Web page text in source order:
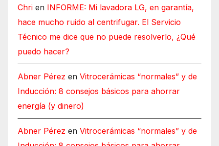
Chri en INFORME: Mi lavadora LG, en garantía,
hace mucho ruido al centrifugar. El Servicio
Técnico me dice que no puede resolverlo, ¿Qué
puedo hacer?
Abner Pérez en Vitrocerámicas “normales” y de
Inducción: 8 consejos básicos para ahorrar
energía (y dinero)
Abner Pérez en Vitrocerámicas “normales” y de